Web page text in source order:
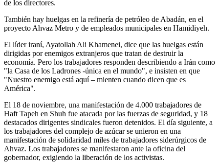
de los directores.
También hay huelgas en la refinería de petróleo de Abadán, en el
proyecto Ahvaz Metro y de empleados municipales en Hamidiyeh.
El líder iraní, Ayatollah Ali Khamenei, dice que las huelgas están
dirigidas por enemigos extranjeros que tratan de destruir la
economía. Pero los trabajadores responden describiendo a Irán como
"la Casa de los Ladrones -única en el mundo", e insisten en que
"Nuestro enemigo está aquí – mienten cuando dicen que es
América".
El 18 de noviembre, una manifestación de 4.000 trabajadores de
Haft Tapeh en Shuh fue atacada por las fuerzas de seguridad, y 18
destacados dirigentes sindicales fueron detenidos. El día siguiente, a
los trabajadores del complejo de azúcar se unieron en una
manifestación de solidaridad miles de trabajadores siderúrgicos de
Ahvaz. Los trabajadores se manifestaron ante la oficina del
gobernador, exigiendo la liberación de los activistas.